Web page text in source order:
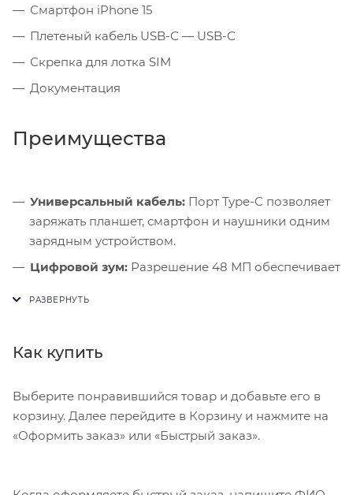
Смартфон iPhone 15
Плетеный кабель USB-C — USB-C
Скрепка для лотка SIM
Документация
Преимущества
Универсальный кабель: Порт Type-C позволяет
заряжать планшет, смартфон и наушники одним
зарядным устройством.
Цифровой зум: Разрешение 48 МП обеспечивает
центральной части матрицы.
рамки делают смартфон визуально тоньше и
Как купить
Выберите понравившийся товар и добавьте его в
корзину. Далее перейдите в Корзину и нажмите на
«Оформить заказ» или «Быстрый заказ».